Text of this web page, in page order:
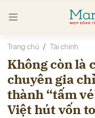
Trang chủ Tài chính
Không còn là
chuyên gia
thành “tấm
Việt hút vốn
luận